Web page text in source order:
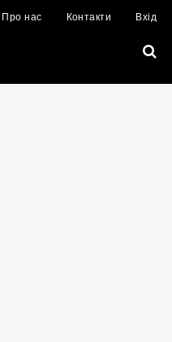
Про нас Контакти Вхід